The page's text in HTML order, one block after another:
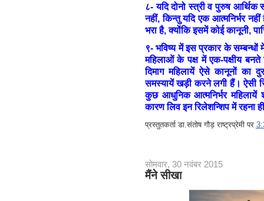
८- यदि दोनो स्त्री व पुरुष
नहीं, किन्तु यदि एक आत्मनिर्भर
भरा है, क्योंकि इसमें कोई कानूनी,
९- भविष्य में इस प्रकार के सम्बन्धों
महिलाओं के पक्ष में एक-पक्षीय
दिमाग महिलायें ऐसे कानूनों का
समस्यायें खड़ी करने लगी हैं। ऐसी
कुछ आधुनिक आत्मनिर्भर महिलायें
कारण लिव इन रिलेशन्शिप में
प्रस्तुतकर्ताडा.संतोष गौड़ राष्ट्रप्रेमी पर
सोमवार, 30 नवंबर 2015
मैंने सीखा